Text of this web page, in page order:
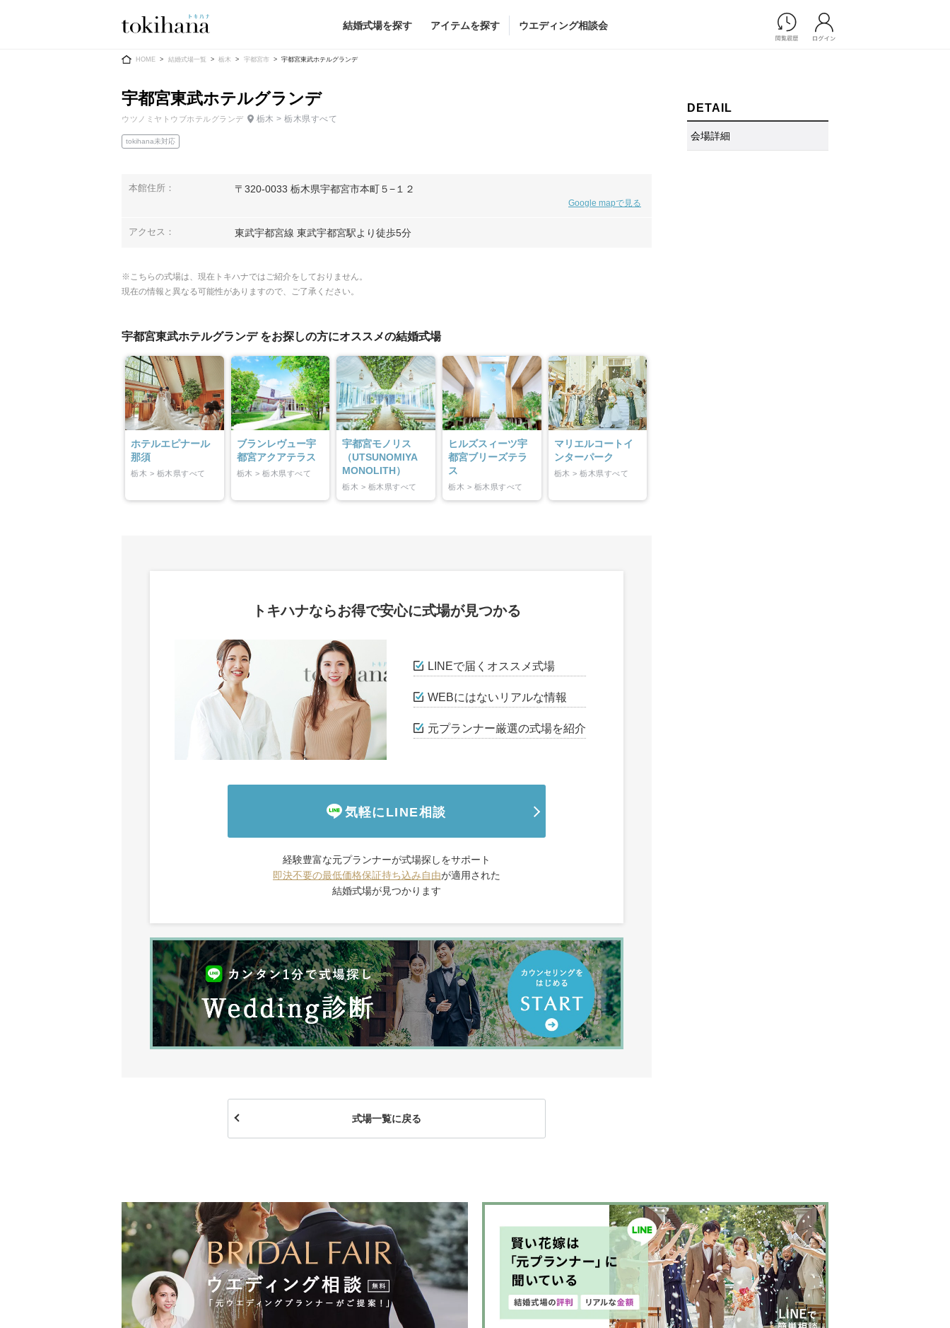
結婚式場を探す アイテムを探す
Ring
結婚指輪
指輪ショップ一覧
Dress
ウエディングドレス
（メーカー直
送）
カラードレス （メーカー直送）
メンズ
ドレスショップ一覧
会場装花
前撮り/後撮り
家族フォト/ペット撮影
ウエディング相談会
HOME 結婚式場一覧 栃木 宇都宮市 宇都宮東武ホテルグランデ
DETAIL
会場詳細
宇都宮東武ホテルグランデ
ウツノミヤトウブホテルグランデ 栃木 > 栃木県すべて
tokihana未対応
本館住所： 〒320-0033 栃木県宇都宮市本町５−１２
Google mapで見る
アクセス： 東武宇都宮線 東武宇都宮駅より徒歩5分
※こちらの式場は、現在トキハナではご紹介をしておりません。
現在の情報と異なる可能性がありますので、ご了承ください。
宇都宮東武ホテルグランデ をお探しの方にオススメの結婚式場
ホテルエピナール
那須
栃木 > 栃木県すべて
ブランレヴュー宇
都宮アクアテラス
栃木 > 栃木県すべて
宇都宮モノリス
（UTSUNOMIYA
MONOLITH）
栃木 > 栃木県すべて
ヒルズスィーツ宇
都宮ブリーズテラ
ス
栃木 > 栃木県すべて
マリエルコートイ
ンターパーク
栃木 > 栃木県すべて
トキハナならお得で安心に式場が見つかる
LINEで届くオススメ式場
WEBにはないリアルな情報
元プランナー厳選の式場を紹介
気軽にLINE相談
経験豊富な元プランナーが式場探しをサポート
即決不要の最低価格保証持ち込み自由が適用された
結婚式場が見つかります
式場一覧に戻る